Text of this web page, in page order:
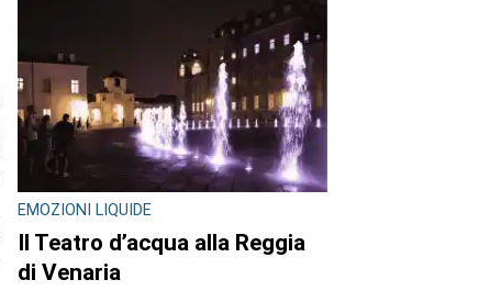
EMOZIONI LIQUIDE
Il Teatro d’acqua alla Reggia
di Venaria